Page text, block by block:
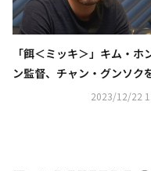
「餌＜ミッキ＞」キム・ホ
ン監督、チャン・グンソク
用した理由は？“鋭さや円
2023/12/22